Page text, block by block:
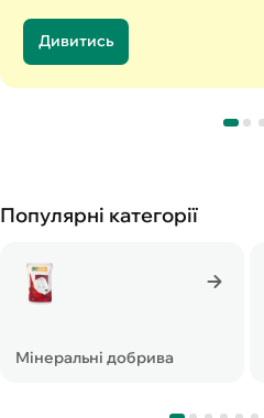
Дивитись
Популярні категорії
Мінеральні добрива